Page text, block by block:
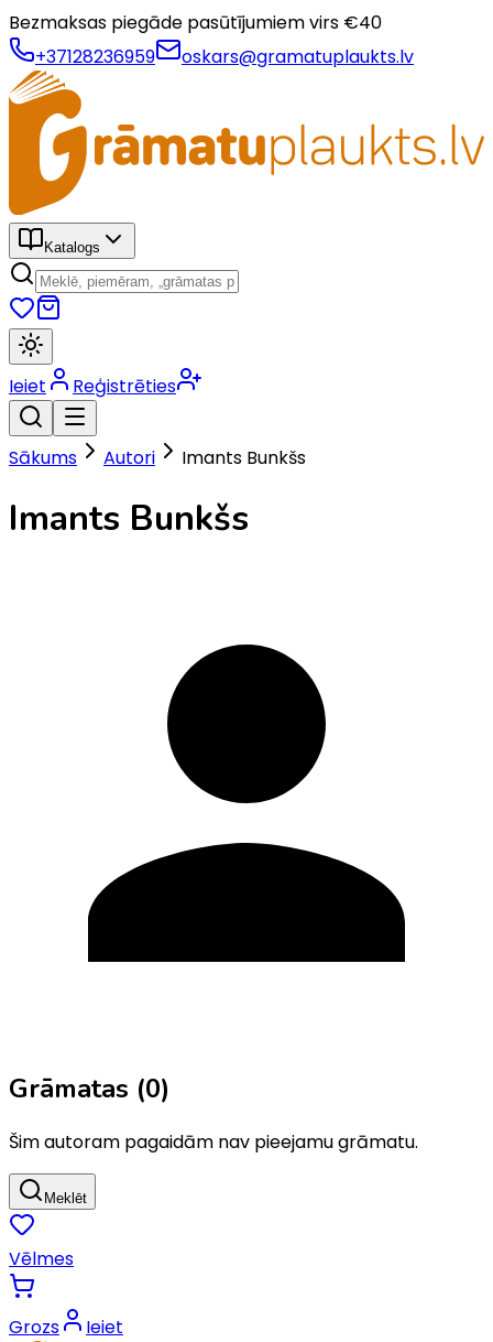
Bezmaksas piegāde pasūtījumiem virs €40
+37128236959
oskars@gramatuplaukts.lv
Katalogs
Ieiet Reģistrēties
Sākums Autori Imants Bunkšs
Imants Bunkšs
Grāmatas (0)
Šim autoram pagaidām nav pieejamu grāmatu.
Meklēt
Vēlmes
Grozs Ieiet